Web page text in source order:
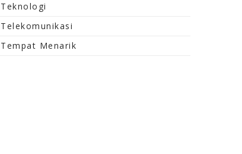
Teknologi
Telekomunikasi
Tempat Menarik